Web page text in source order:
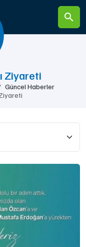
Güncel Haberler
Ziyareti